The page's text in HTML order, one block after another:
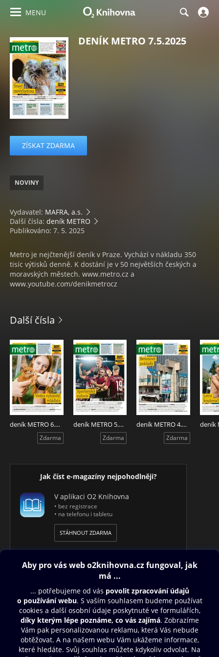
MENU
DENÍK METRO 7.5.2025
ZÍSKAT ZDARMA
NOVINY
Vydavatel: MAFRA, a.s.
Další čísla: deník METRO
Publikováno: 7. 5. 2025
Metro je nejčtenější deník v Praze. Vychází v nákladu 350
tisíc výtisků denně. K dostání je v 50 největších českých a
moravských městech. www.metro.cz a
www.youtube.com/denikmetrocz
Další čísla
deník METRO 6.8.2026
Zdarma
deník METRO 5.8.2026
Zdarma
deník METRO 4.8.2026
Zdarma
Jak číst e-magazíny nejpohodlněji?
V aplikaci O2 Knihovna
• bez registrace
• na telefonu i tabletu
STÁHNOUT ZDARMA
Obsah ke stažení
Moje O2 Knihovna
Další zábava